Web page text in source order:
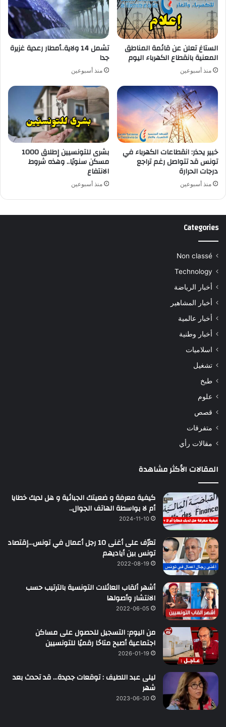
الستاغ تعلن عن قائمة المناطق
المعنية بانقطاع الكهرباء اليوم
منذ أسبوعين
تشمل 14 ولاية..أمطار رعدية غزيرة
جدا
منذ أسبوعين
خبير يحذر: انقطاعات الكهرباء في
تونس قد تتواصل رغم تراجع
درجات الحرارة
منذ أسبوعين
بشرى للتونسيين إطلاق 1000
مسكن سنويًا.. وهذه شروط
الانتفاع
منذ أسبوعين
Categories
Non classé
Technology
أخبار الرياضة
أخبار المشاهير
أخبار عالمية
أخبار وطنية
اسلاميات
تشغيل
طبخ
علوم
قصص
متفرقات
مقالات رأي
المقالات الأكثر مشاهدة
كيفية معرفة و ضعيتك الجبائية و هل لديك خطايا
أم لا بواسطة الهاتف الجوال..
2024-11-10
تعرّف على أغنى 10 رجل أعمال في تونس…إقتصاد
تونس بين أياديهم
2022-08-19
أشهر ألقاب العائلات التونسية بالترتيب حسب
الانتشار وأصولها
2022-06-05
من اليوم: التسجيل للحصول على مساكن
اجتماعية أصبح متاحًا رقميًا للتونسيين
2026-01-19
ليلى عبد اللطيف : توقعات جديدة… قد تحدث بعد
شهر
2023-06-30